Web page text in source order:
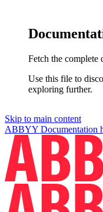
Fetch the complete
Use this file to
exploring further.
Skip to main content
ABBYY Documentation